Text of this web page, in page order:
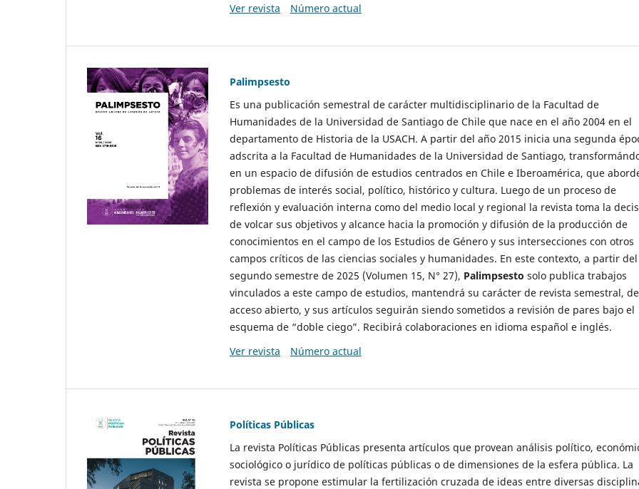
Ver revista
Número actual
Palimpsesto
Es una publicación semestral de carácter multidisciplinario de la Facultad de
Humanidades de la Universidad de Santiago de Chile que nace en el año 2004 en el
departamento de Historia de la USACH. A partir del año 2015 inicia una segunda
adscrita a la Facultad de Humanidades de la Universidad de Santiago,
en un espacio de difusión de estudios centrados en Chile e Iberoamérica, que
problemas de interés social, político, histórico y cultura. Luego de un proceso de
reflexión y evaluación interna como del medio local y regional la revista toma la
de volcar sus objetivos y alcance hacia la promoción y difusión de la producción de
conocimientos en el campo de los Estudios de Género y sus intersecciones con otros
campos críticos de las ciencias sociales y humanidades. En este contexto, a partir del
segundo semestre de 2025 (Volumen 15, N° 27), Palimpsesto solo publica trabajos
vinculados a este campo de estudios, mantendrá su carácter de revista semestral, de
acceso abierto, y sus artículos seguirán siendo sometidos a revisión de pares bajo el
esquema de “doble ciego”. Recibirá colaboraciones en idioma español e inglés.
Ver revista
Número actual
Políticas Públicas
La revista Políticas Públicas presenta artículos que provean análisis político,
sociológico o jurídico de políticas públicas o de dimensiones de la esfera pública. La
revista se propone estimular la fertilización cruzada de ideas entre diversas